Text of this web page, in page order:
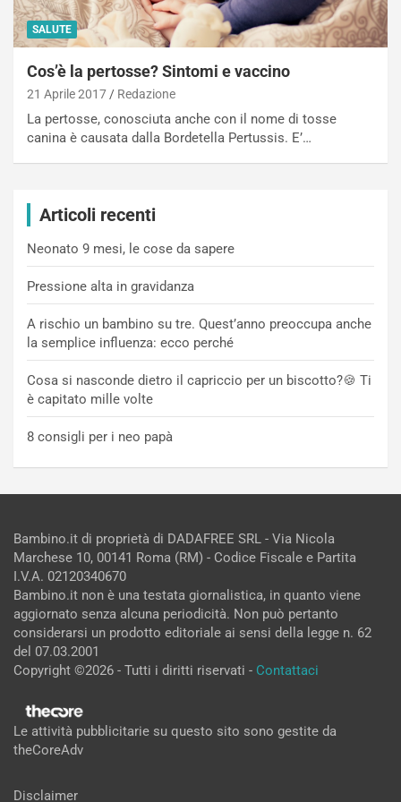
SALUTE
Cos’è la pertosse? Sintomi e vaccino
21 Aprile 2017 Redazione
La pertosse, conosciuta anche con il nome di tosse
canina è causata dalla Bordetella Pertussis. E’…
Articoli recenti
Neonato 9 mesi, le cose da sapere
Pressione alta in gravidanza
A rischio un bambino su tre. Quest’anno preoccupa anche
la semplice influenza: ecco perché
Cosa si nasconde dietro il capriccio per un biscotto?🍪 Ti
è capitato mille volte
8 consigli per i neo papà
Bambino.it di proprietà di DADAFREE SRL - Via Nicola
Marchese 10, 00141 Roma (RM) - Codice Fiscale e Partita
I.V.A. 02120340670
Bambino.it non è una testata giornalistica, in quanto viene
aggiornato senza alcuna periodicità. Non può pertanto
considerarsi un prodotto editoriale ai sensi della legge n. 62
del 07.03.2001
Copyright ©2026 - Tutti i diritti riservati - Contattaci
Le attività pubblicitarie su questo sito sono gestite da
theCoreAdv
Disclaimer